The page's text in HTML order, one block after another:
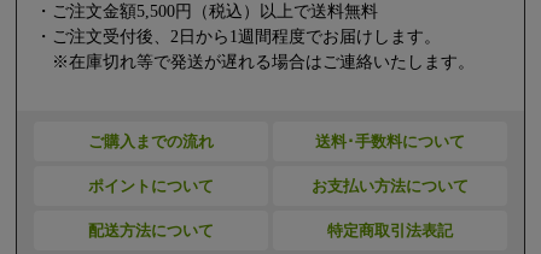
・ご注文金額5,500円（税込）以上で送料無料
・ご注文受付後、2日から1週間程度でお届けします。
※在庫切れ等で発送が遅れる場合はご連絡いたします。
ご購入までの流れ 送料･手数料について
ポイントについて お支払い方法について
配送方法について 特定商取引法表記